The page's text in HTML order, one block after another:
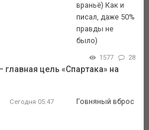
враньё) Как и
писал, даже 50%
правды не
было)
1577 28
цель «Спартака» на
Сегодня 05:47 Говняный вброс